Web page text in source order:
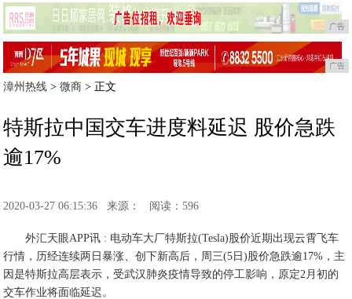
广告
广告
漳州热线 >微商 > 正文
特斯拉中国交车进度料延迟 股价急跌
逾17%
2020-03-27 06:15:36 来源： 阅读：596
外汇天眼APP讯 : 电动车大厂特斯拉(Tesla)股价近期出现云霄飞车
行情，历经连续两日暴涨、创下新高后，周三(5日)股价急跌逾17%，主
因是特斯拉高层表示，受武汉肺炎疫情导致的停工影响，原定2月初的
交车作业将面临延迟。